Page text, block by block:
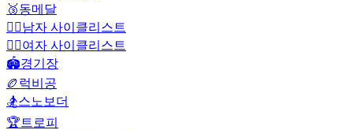
🥉동메달
🚴‍♂️남자 사이클리스트
🚴‍♀️여자 사이클리스트
🏟️경기장
🏉 럭비공
🏂스노보더
🏆 트로피